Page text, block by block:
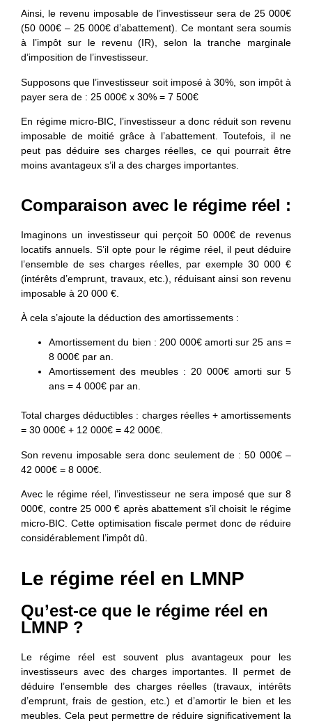
Ainsi, le revenu imposable de l’investisseur sera de 25 000€
(50 000€ – 25 000€ d’abattement). Ce montant sera soumis
à l’impôt sur le revenu (IR), selon la tranche marginale
d’imposition de l’investisseur.
Supposons que l’investisseur soit imposé à 30%, son impôt à
payer sera de : 25 000€ x 30% = 7 500€
En régime micro-BIC, l’investisseur a donc réduit son revenu
imposable de moitié grâce à l’abattement. Toutefois, il ne
peut pas déduire ses charges réelles, ce qui pourrait être
moins avantageux s’il a des charges importantes.
Comparaison avec le régime réel :
Imaginons un investisseur qui perçoit 50 000€ de revenus
locatifs annuels. S’il opte pour le régime réel, il peut déduire
l’ensemble de ses charges réelles, par exemple 30 000 €
(intérêts d’emprunt, travaux, etc.), réduisant ainsi son revenu
imposable à 20 000 €.
À cela s’ajoute la déduction des amortissements :
Amortissement du bien : 200 000€ amorti sur 25 ans =
8 000€ par an.
Amortissement des meubles : 20 000€ amorti sur 5
ans = 4 000€ par an.
Total charges déductibles : charges réelles + amortissements
= 30 000€ + 12 000€ = 42 000€.
Son revenu imposable sera donc seulement de : 50 000€ –
42 000€ = 8 000€.
Avec le régime réel, l’investisseur ne sera imposé que sur 8
000€, contre 25 000 € après abattement s’il choisit le régime
micro-BIC. Cette optimisation fiscale permet donc de réduire
considérablement l’impôt dû.
Le régime réel en LMNP
Qu’est-ce que le régime réel en
LMNP ?
Le régime réel est souvent plus avantageux pour les
investisseurs avec des charges importantes. Il permet de
déduire l’ensemble des charges réelles (travaux, intérêts
d’emprunt, frais de gestion, etc.) et d’amortir le bien et les
meubles. Cela peut permettre de réduire significativement la